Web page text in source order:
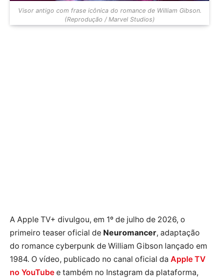
Visor antigo com frase icônica do romance de William Gibson.
(Reprodução / Marvel Studios)
A Apple TV+ divulgou, em 1º de julho de 2026, o
primeiro teaser oficial de Neuromancer, adaptação
do romance cyberpunk de William Gibson lançado em
1984. O vídeo, publicado no canal oficial da Apple TV
no YouTube e também no Instagram da plataforma,